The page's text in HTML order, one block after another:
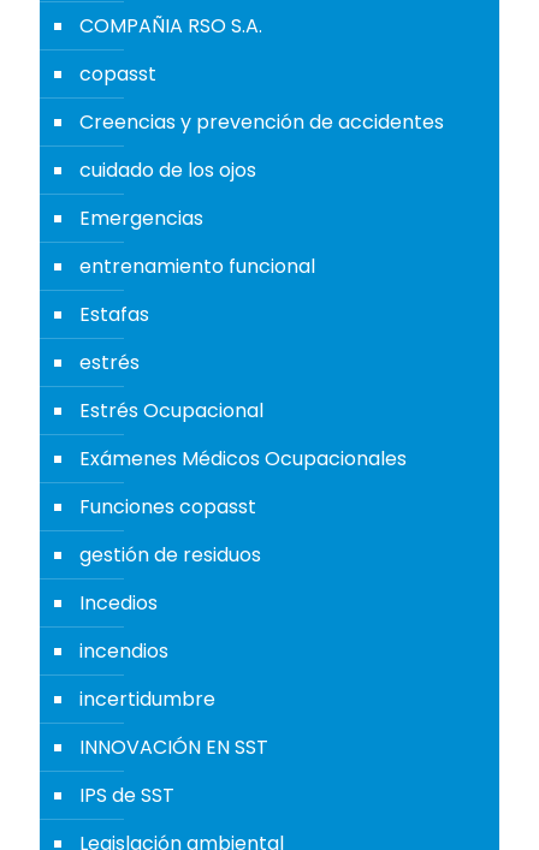
COMPAÑIA RSO S.A.
copasst
Creencias y prevención de accidentes
cuidado de los ojos
Emergencias
entrenamiento funcional
Estafas
estrés
Estrés Ocupacional
Exámenes Médicos Ocupacionales
Funciones copasst
gestión de residuos
Incedios
incendios
incertidumbre
INNOVACIÓN EN SST
IPS de SST
Legislación ambiental